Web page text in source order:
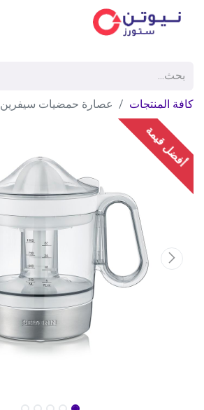
كافة المنتجات عصارة حمضيات سيفرين 85 واط 1 لتر
أفضل قيمة